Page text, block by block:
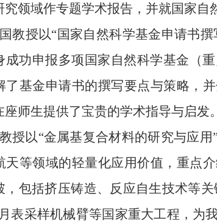
究领域作专题学术报告，并就国家自
教授以“国家自然科学基金申请书
成功申报多项国家自然科学基金（
了基金申请书的撰写要点与策略，
师生提供了宝贵的学术指导与启发。
授以“金属基复合材料的研究与应
天等领域的轻量化应用价值，重点
，包括挤压铸造、反应自生技术等
表采样机械臂等国家重大工程，为